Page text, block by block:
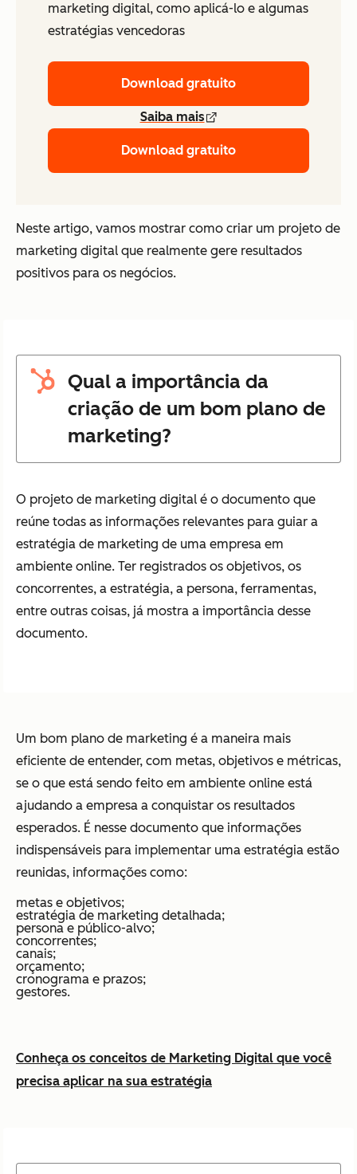
marketing digital, como aplicá-lo e algumas
estratégias vencedoras
Download gratuito
Saiba mais
Download gratuito
Neste artigo, vamos mostrar como criar um projeto de
marketing digital que realmente gere resultados
positivos para os negócios.
Qual a importância da
criação de um bom plano de
marketing?
O projeto de marketing digital é o documento que
reúne todas as informações relevantes para guiar a
estratégia de marketing de uma empresa em
ambiente online. Ter registrados os objetivos, os
concorrentes, a estratégia, a persona, ferramentas,
entre outras coisas, já mostra a importância desse
documento.
Um bom plano de marketing é a maneira mais
eficiente de entender, com metas, objetivos e métricas,
se o que está sendo feito em ambiente online está
ajudando a empresa a conquistar os resultados
esperados. É nesse documento que informações
indispensáveis para implementar uma estratégia estão
reunidas, informações como:
metas e objetivos;
estratégia de marketing detalhada;
persona e público-alvo;
concorrentes;
canais;
orçamento;
cronograma e prazos;
gestores.
Conheça os conceitos de Marketing Digital que você
precisa aplicar na sua estratégia